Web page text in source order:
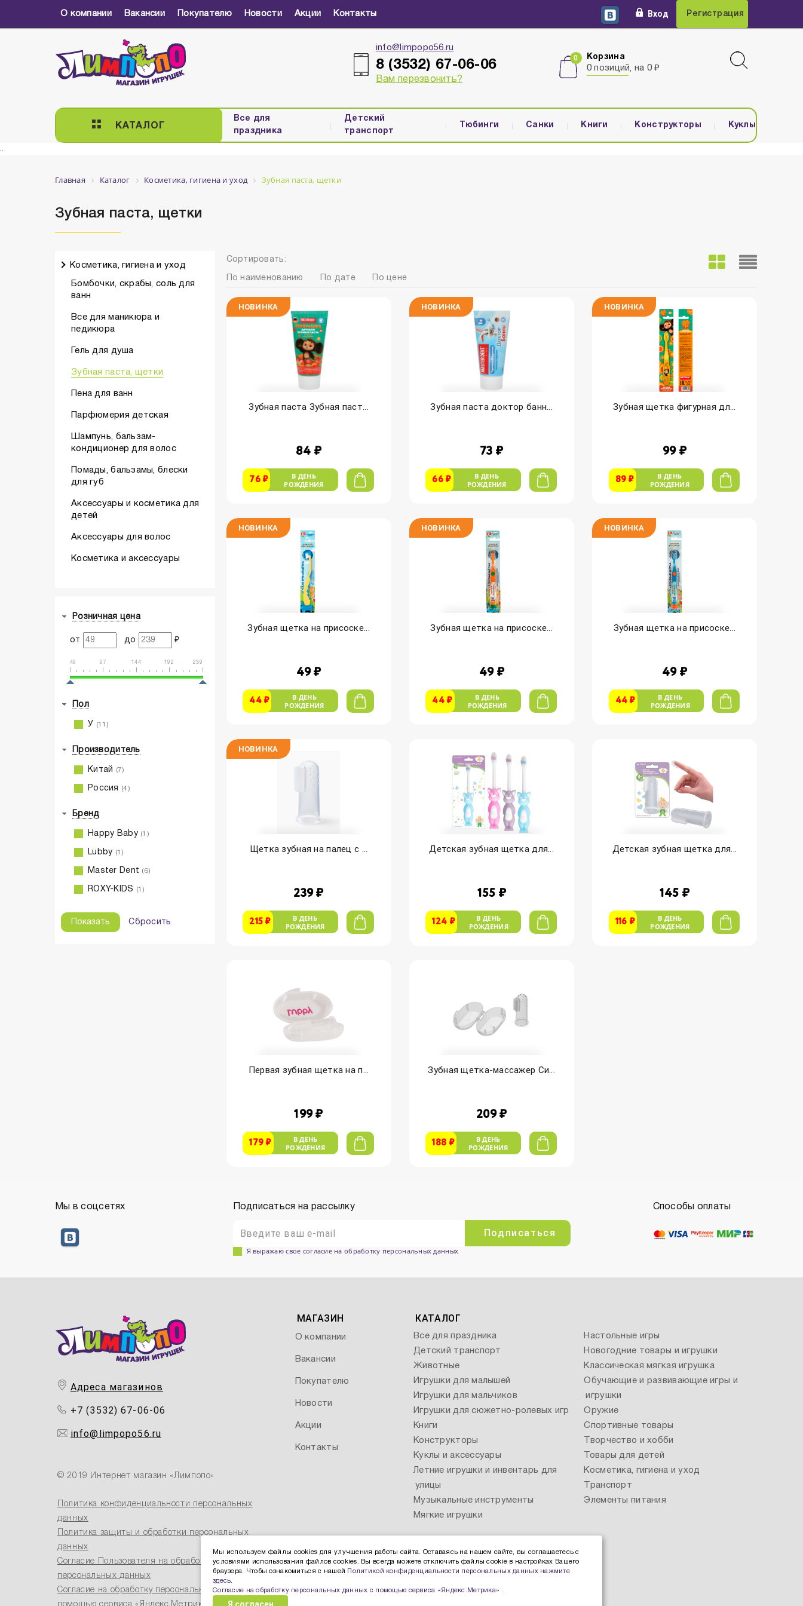
О компании Вакансии Покупателю Новости Акции Контакты Вход Регистрация
info@limpopo56.ru
8 (3532) 67-06-06
Вам перезвонить?
Корзина
0 позиций, на 0 ₽
КАТАЛОГ
Все для
праздника
Детский
транспорт
Тюбинги Санки Книги Конструкторы Куклы
..
Главная Каталог Косметика, гигиена и уход Зубная паста, щетки
Зубная паста, щетки
Косметика, гигиена и уход
Бомбочки, скрабы, соль для
ванн
Все для маникюра и
педикюра
Гель для душа
Зубная паста, щетки
Пена для ванн
Парфюмерия детская
Шампунь, бальзам-
кондиционер для волос
Помады, бальзамы, блески
для губ
Аксессуары и косметика для
детей
Аксессуары для волос
Косметика и аксессуары
Розничная цена
от до ₽
49 97 144 192 239
Пол
У (11)
Производитель
Китай (7)
Россия (4)
Бренд
Happy Baby (1)
Lubby (1)
Master Dent (6)
ROXY-KIDS (1)
Сбросить
Сортировать:
По наименованию По дате По цене
НОВИНКА
Зубная паста Зубная паст...
84 ₽
76 ₽
В ДЕНЬ
РОЖДЕНИЯ
НОВИНКА
Зубная паста доктор банн...
73 ₽
66 ₽
В ДЕНЬ
РОЖДЕНИЯ
НОВИНКА
Зубная щетка фигурная дл...
99 ₽
89 ₽
В ДЕНЬ
РОЖДЕНИЯ
НОВИНКА
Зубная щетка на присоске...
49 ₽
44 ₽
В ДЕНЬ
РОЖДЕНИЯ
НОВИНКА
Зубная щетка на присоске...
49 ₽
44 ₽
В ДЕНЬ
РОЖДЕНИЯ
НОВИНКА
Зубная щетка на присоске...
49 ₽
44 ₽
В ДЕНЬ
РОЖДЕНИЯ
НОВИНКА
Щетка зубная на палец с ...
239 ₽
215 ₽
В ДЕНЬ
РОЖДЕНИЯ
Детская зубная щетка для...
155 ₽
124 ₽
В ДЕНЬ
РОЖДЕНИЯ
Детская зубная щетка для...
145 ₽
116 ₽
В ДЕНЬ
РОЖДЕНИЯ
Первая зубная щетка на п...
199 ₽
179 ₽
В ДЕНЬ
РОЖДЕНИЯ
Зубная щетка-массажер Си...
209 ₽
188 ₽
В ДЕНЬ
РОЖДЕНИЯ
Мы в соцсетях Подписаться на рассылку
Подписаться
Я выражаю свое согласие на обработку персональных данных
Способы оплаты
Адреса магазинов
+7 (3532) 67-06-06
info@limpopo56.ru
© 2019 Интернет магазин «Лимпопо»
Политика конфиденциальности персональных
данных
Политика защиты и обработки персональных
данных
Согласие Пользователя на обработку
персональных данных
Согласие на обработку персональных данных с
помощью сервиса «Яндекс.Метрика»
МАГАЗИН
О компании
Вакансии
Покупателю
Новости
Акции
Контакты
КАТАЛОГ
Все для праздника
Детский транспорт
Животные
Игрушки для малышей
Игрушки для мальчиков
Игрушки для сюжетно-ролевых игр
Книги
Конструкторы
Куклы и аксессуары
Летние игрушки и инвентарь для
улицы
Музыкальные инструменты
Мягкие игрушки
Настольные игры
Новогодние товары и игрушки
Классическая мягкая игрушка
Обучающие и развивающие игры и
игрушки
Оружие
Спортивные товары
Творчество и хобби
Товары для детей
Косметика, гигиена и уход
Транспорт
Элементы питания
Мы используем файлы cookies для улучшения работы сайта. Оставаясь на нашем сайте, вы соглашаетесь с
условиями использования файлов cookies. Вы всегда можете отключить файлы cookie в настройках Вашего
браузера. Чтобы ознакомиться с нашей
Политикой конфиденциальности персональных данных нажмите
здесь.
Согласие на обработку персональных данных с помощью сервиса «Яндекс.Метрика» .